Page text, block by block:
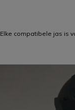
Elke compatibele jas is